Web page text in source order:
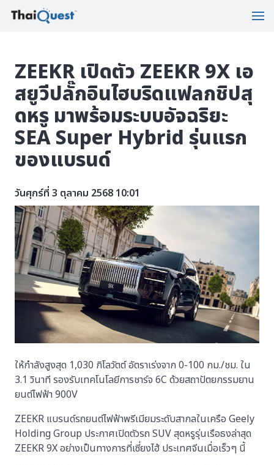
ZEEKR เปิดตัว ZEEKR 9X เอ
สยูวีปลั๊กอินไฮบริดแฟลกชิปสุ
ดหรู มาพร้อมระบบอัจฉริยะ
SEA Super Hybrid รุ่นแรก
ของแบรนด์
วันศุกร์ที่ 3 ตุลาคม 2568 10:01
ให้กำลังสูงสุด 1,030 กิโลวัตต์ อัตราเร่งจาก 0-100 กม./ชม. ใน
3.1 วินาที รองรับเทคโนโลยีการชาร์จ 6C ด้วยสถาปัตยกรรมยาน
ยนต์ไฟฟ้า 900V
ZEEKR แบรนด์รถยนต์ไฟฟ้าพรีเมียมระดับสากลในเครือ Geely
Holding Group ประกาศเปิดตัวรถ SUV สุดหรูรุ่นเรือธงล่าสุด
ZEEKR 9X อย่างเป็นทางการที่เซี่ยงไฮ้ ประเทศจีนเมื่อเร็วๆ นี้